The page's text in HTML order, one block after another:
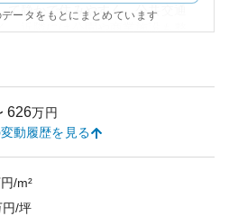
て静かで住みやすく、公共交通
田市という成田空港に近い利
リスクはあります。また、所
や築年数による耐久性、将来的
考えられます。物件購入の際
ータをもとにまとめています
626万円
動履歴を見る
/m²
円/坪